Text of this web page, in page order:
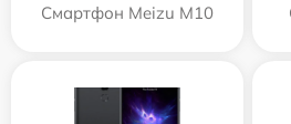
Смартфон Meizu M10